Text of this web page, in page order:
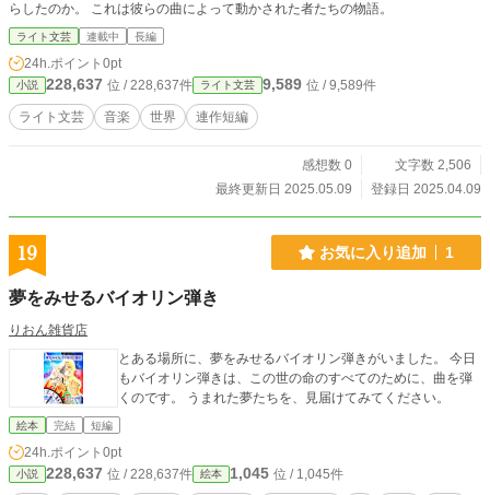
らしたのか。 これは彼らの曲によって動かされた者たちの物語。
ライト文芸 連載中 長編
24h.ポイント 0pt
小説 228,637 位 / 228,637件 ライト文芸 9,589 位 / 9,589件
ライト文芸 音楽 世界 連作短編
感想数 0
文字数 2,506
最終更新日 2025.05.09
登録日 2025.04.09
19 お気に入り追加 1
夢をみせるバイオリン弾き
りおん雑貨店
とある場所に、夢をみせるバイオリン弾きがいました。 今日
もバイオリン弾きは、この世の命のすべてのために、曲を弾
くのです。 うまれた夢たちを、見届けてみてください。
絵本 完結 短編
24h.ポイント 0pt
小説 228,637 位 / 228,637件 絵本 1,045 位 / 1,045件